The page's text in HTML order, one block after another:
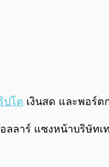
ปโต เงินสด และพอร์ต
ลาร์ แซงหน้าบริษัท